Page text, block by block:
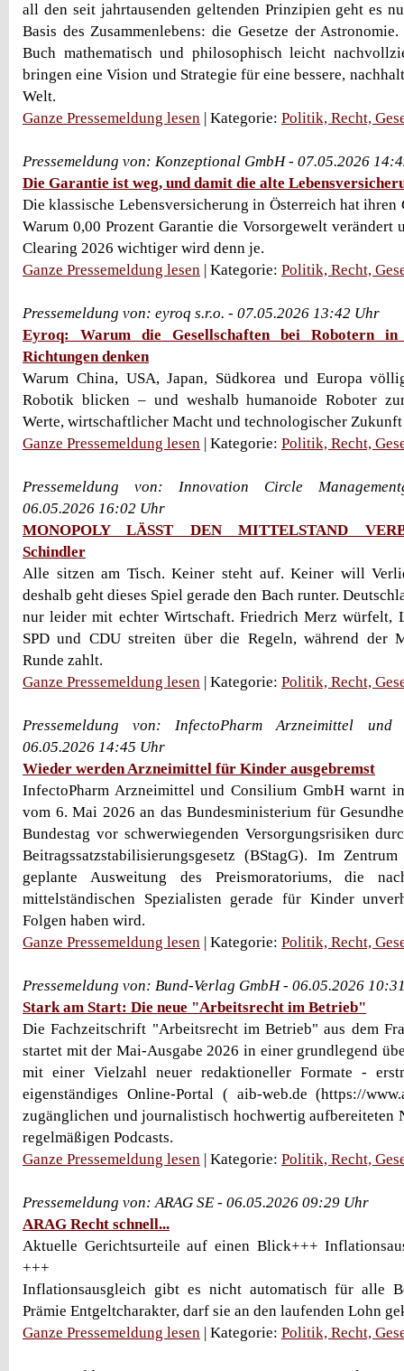
all den seit jahrtausenden geltenden Prinzipien geht es
Basis des Zusammenlebens: die Gesetze der
Buch mathematisch und philosophisch leicht
bringen eine Vision und Strategie für eine bessere,
Welt.
Ganze Pressemeldung lesen | Kategorie: Politik, Recht,
Pressemeldung von: Konzeptional GmbH - 07.05.2026
Die Garantie ist weg, und damit die alte
Die klassische Lebensversicherung in Österreich hat ihren
Warum 0,00 Prozent Garantie die Vorsorgewelt verändert
Clearing 2026 wichtiger wird denn je.
Ganze Pressemeldung lesen | Kategorie: Politik, Recht,
Pressemeldung von: eyroq s.r.o. - 07.05.2026 13:42 Uhr
Eyroq: Warum die Gesellschaften bei Robotern in
Richtungen denken
Warum China, USA, Japan, Südkorea und Europa
Robotik blicken – und weshalb humanoide Roboter
Werte, wirtschaftlicher Macht und technologischer Zukunft
Ganze Pressemeldung lesen | Kategorie: Politik, Recht,
Pressemeldung von: Innovation Circle
06.05.2026 16:02 Uhr
MONOPOLY LÄSST DEN MITTELSTAND
Schindler
Alle sitzen am Tisch. Keiner steht auf. Keiner will
deshalb geht dieses Spiel gerade den Bach runter.
nur leider mit echter Wirtschaft. Friedrich Merz würfelt,
SPD und CDU streiten über die Regeln, während der
Runde zahlt.
Ganze Pressemeldung lesen | Kategorie: Politik, Recht,
Pressemeldung von: InfectoPharm Arzneimittel
06.05.2026 14:45 Uhr
Wieder werden Arzneimittel für Kinder ausgebremst
InfectoPharm Arzneimittel und Consilium GmbH warnt
vom 6. Mai 2026 an das Bundesministerium für
Bundestag vor schwerwiegenden Versorgungsrisiken
Beitragssatzstabilisierungsgesetz (BStagG). Im
geplante Ausweitung des Preismoratoriums, die
mittelständischen Spezialisten gerade für Kinder
Folgen haben wird.
Ganze Pressemeldung lesen | Kategorie: Politik, Recht,
Pressemeldung von: Bund-Verlag GmbH - 06.05.2026
Stark am Start: Die neue "Arbeitsrecht im Betrieb"
Die Fachzeitschrift "Arbeitsrecht im Betrieb" aus dem
startet mit der Mai-Ausgabe 2026 in einer grundlegend
mit einer Vielzahl neuer redaktioneller Formate -
eigenständiges Online-Portal ( aib-web.de (https://
zugänglichen und journalistisch hochwertig aufbereiteten
regelmäßigen Podcasts.
Ganze Pressemeldung lesen | Kategorie: Politik, Recht,
Pressemeldung von: ARAG SE - 06.05.2026 09:29 Uhr
ARAG Recht schnell...
Aktuelle Gerichtsurteile auf einen Blick+++
+++
Inflationsausgleich gibt es nicht automatisch für alle
Prämie Entgeltcharakter, darf sie an den laufenden Lohn
Ganze Pressemeldung lesen | Kategorie: Politik, Recht,